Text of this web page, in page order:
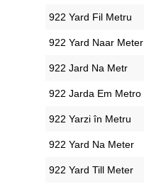
‎922 Yard Fil Metru
‎922 Yard Naar Meter
‎922 Jard Na Metr
‎922 Jarda Em Metro
‎922 Yarzi în Metru
‎922 Yard Na Meter
‎922 Yard Till Meter